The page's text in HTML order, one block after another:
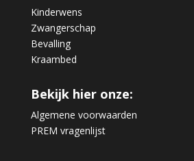
Kinderwens
Zwangerschap
Bevalling
Kraambed
Bekijk hier onze:
Algemene voorwaarden
PREM vragenlijst